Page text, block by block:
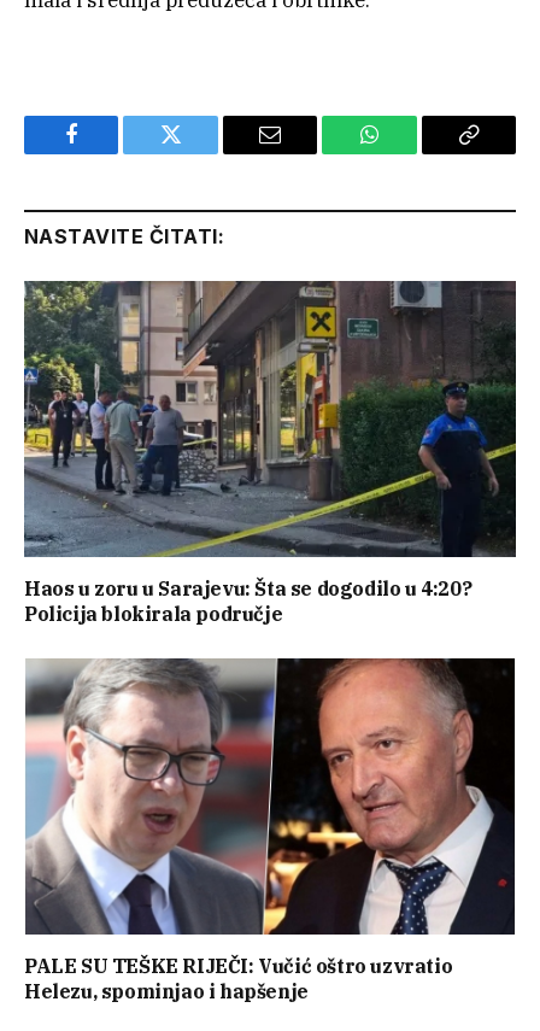
Facebook Twitter Email WhatsApp Copy
NASTAVITE ČITATI:
Haos u zoru u Sarajevu: Šta se dogodilo u 4:20?
Policija blokirala područje
PALE SU TEŠKE RIJEČI: Vučić oštro uzvratio
Helezu, spominjao i hapšenje